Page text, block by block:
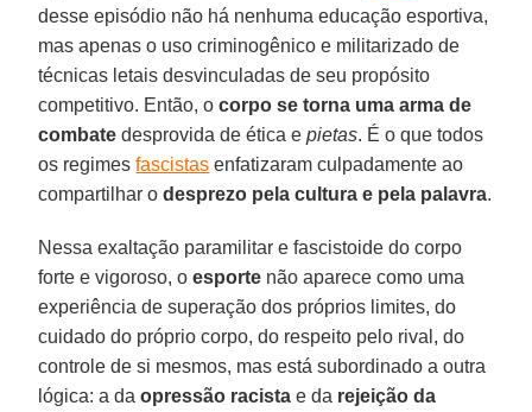
desse episódio não há nenhuma educação esportiva,
mas apenas o uso criminogênico e militarizado de
técnicas letais desvinculadas de seu propósito
competitivo. Então, ocorpo se torna uma arma de
combate desprovida de ética epietas. É o que todos
os regimesfascistas enfatizaram culpadamente ao
compartilhar odesprezo pela cultura e pela palavra.
Nessa exaltação paramilitar e fascistoide do corpo
forte e vigoroso, oesporte não aparece como uma
experiência de superação dos próprios limites, do
cuidado do próprio corpo, do respeito pelo rival, do
controle de si mesmos, mas está subordinado a outra
lógica: a daopressão racista e da rejeição da